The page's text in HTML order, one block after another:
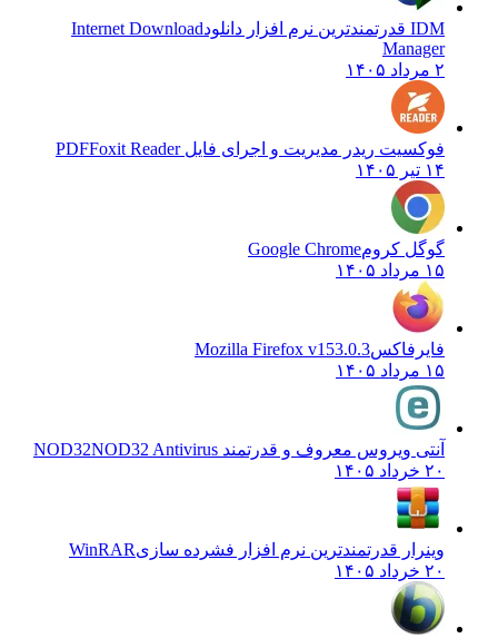
IDM قدرتمندترین نرم افزار دانلود
Internet Download
Manager
۲ مرداد ۱۴۰۵
فوکسیت ریدر مدیریت و اجرای فایل PDFFoxit Reader
۱۴ تیر ۱۴۰۵
گوگل کرومGoogle Chrome
۱۵ مرداد ۱۴۰۵
فایرفاکسMozilla Firefox v153.0.3
۱۵ مرداد ۱۴۰۵
آنتی ویروس معروف و قدرتمند NOD32 NOD32 Antivirus
۲۰ خرداد ۱۴۰۵
وینرار قدرتمندترین نرم افزار فشرده سازیWinRAR
۲۰ خرداد ۱۴۰۵